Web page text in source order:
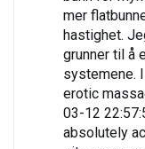
mer
hastighet.
grunner til å
systemene.
erotic
03-12
absolutely